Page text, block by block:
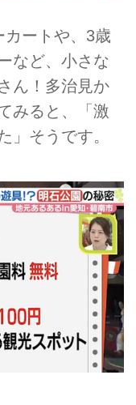
カートや、3歳
など、小さな
ん！多治見か
みると、「激
」そうです。